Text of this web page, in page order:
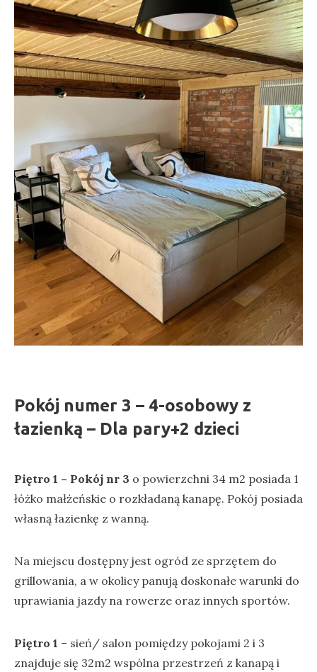
Pokój numer 3 – 4-osobowy z
łazienką – Dla pary+2 dzieci
Piętro 1 – Pokój nr 3 o powierzchni 34 m2 posiada 1
łóżko małżeńskie o rozkładaną kanapę. Pokój posiada
własną łazienkę z wanną.
Na miejscu dostępny jest ogród ze sprzętem do
grillowania, a w okolicy panują doskonałe warunki do
uprawiania jazdy na rowerze oraz innych sportów.
Piętro 1 – sień/ salon pomiędzy pokojami 2 i 3
znajduje się 32m2 wspólna przestrzeń z kanapą i